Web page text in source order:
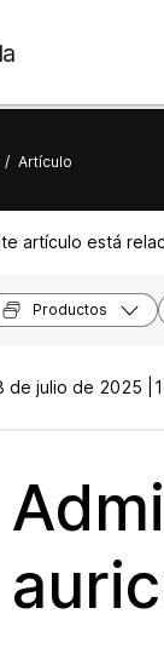
/ Artículo
artículo está
Productos
de julio de 2025 |